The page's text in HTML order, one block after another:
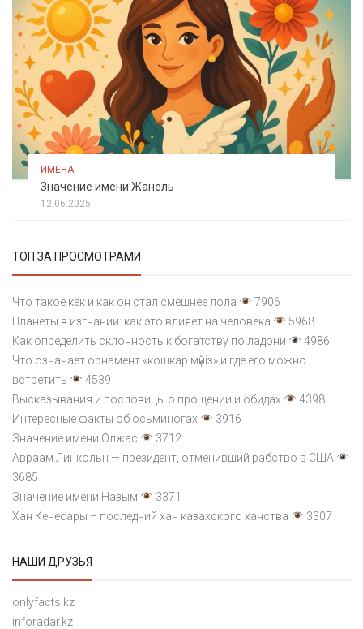
ИМЕНА
Значение имени Жанель
12.06.2025
ТОП ЗА ПРОСМОТРАМИ
Что такое кек и как он стал смешнее лола
7906
Планеты в изгнании: как это влияет на человека
5968
Как определить склонность к богатству по ладони
4986
Что означает орнамент «кошкар мүйіз» и где его можно
встретить
4539
Высказывания и пословицы о прощении и обидах
4398
Интересные факты об осьминогах
3916
Значение имени Олжас
3712
Авраам Линкольн — президент, отменивший рабство в США
3685
Значение имени Назым
3371
Хан Кенесары – последний хан казахского ханства
3307
НАШИ ДРУЗЬЯ
onlyfacts.kz
inforadar.kz